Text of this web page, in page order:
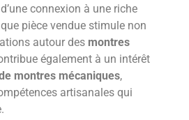
connexion à une riche
pièce vendue stimule non
autour des montres
également à un intérêt
montres mécaniques,
artisanales qui